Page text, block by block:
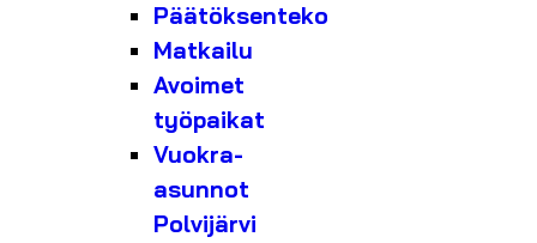
Päätöksenteko
Matkailu
Avoimet
työpaikat
Vuokra-
asunnot
Polvijärvi